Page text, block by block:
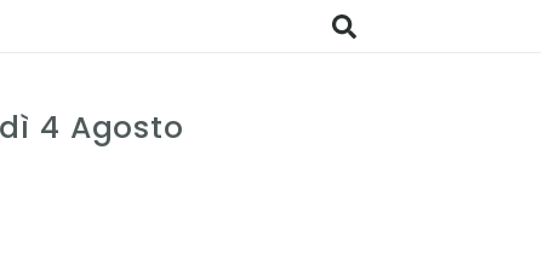
4 Agosto